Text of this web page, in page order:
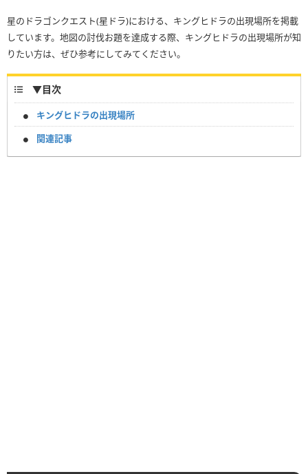
星のドラゴンクエスト(星ドラ)における、キングヒドラの出現場所を掲載
しています。地図の討伐お題を達成する際、キングヒドラの出現場所が知
りたい方は、ぜひ参考にしてみてください。
▼目次
キングヒドラの出現場所
関連記事